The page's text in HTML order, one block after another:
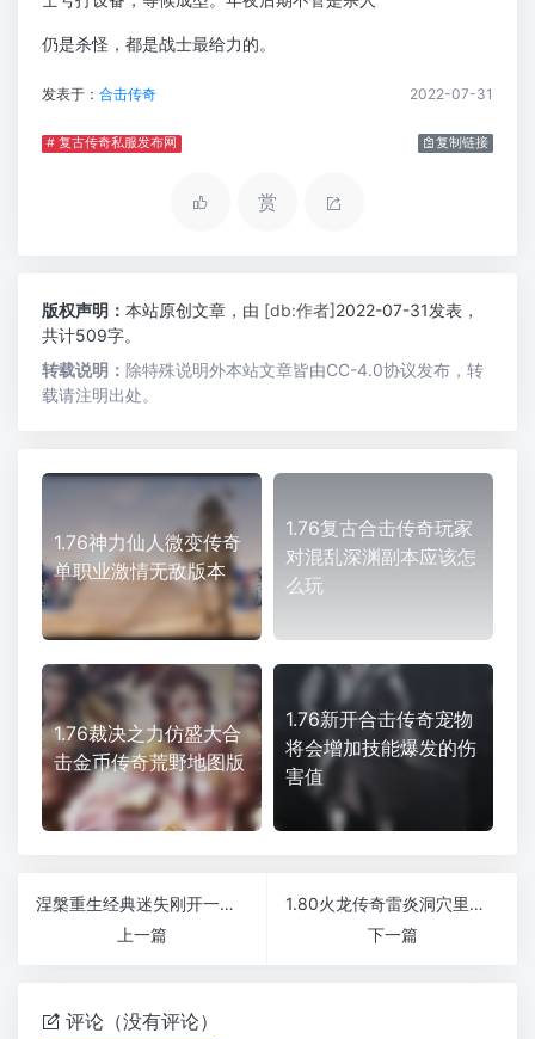
仍是杀怪，都是战士最给力的。
发表于： 合击传奇 2022-07-31
# 复古传奇私服发布网 复制链接
赏
版权声明： 本站原创文章，由 [db:作者]2022-07-31发表，
共计509字。
转载说明： 除特殊说明外本站文章皆由CC-4.0协议发布，转
载请注明出处。
1.76神力仙人微变传奇
单职业激情无敌版本
1.76复古合击传奇玩家
对混乱深渊副本应该怎
么玩
1.76裁决之力仿盛大合
击金币传奇荒野地图版
1.76新开合击传奇宠物
将会增加技能爆发的伤
害值
涅槃重生经典迷失刚开一秒传奇散人白嫖版本
上一篇
1.80火龙传奇雷炎洞穴里的怪物有哪些特点
下一篇
评论（没有评论）